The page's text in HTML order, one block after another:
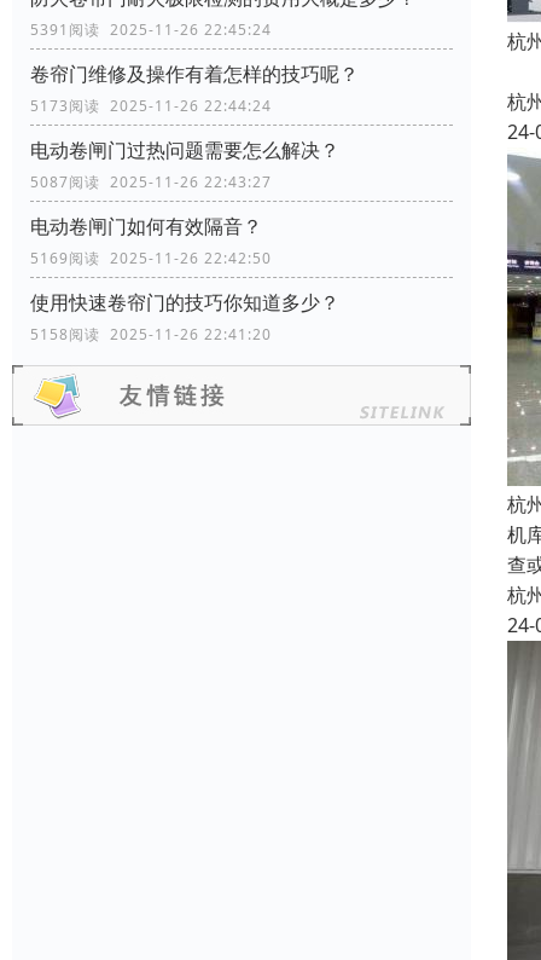
5391阅读 2025-11-26 22:45:24
卷帘门维修及操作有着怎样的技巧呢？
5173阅读 2025-11-26 22:44:24
电动卷闸门过热问题需要怎么解决？
5087阅读 2025-11-26 22:43:27
电动卷闸门如何有效隔音？
5169阅读 2025-11-26 22:42:50
使用快速卷帘门的技巧你知道多少？
5158阅读 2025-11-26 22:41:20
杭
杭
24-
杭
机
查
杭
24-